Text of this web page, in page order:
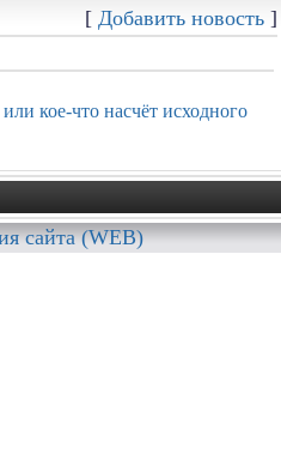
[ Добавить новость ]
кое-что насчёт исходного
сайта (WEB)